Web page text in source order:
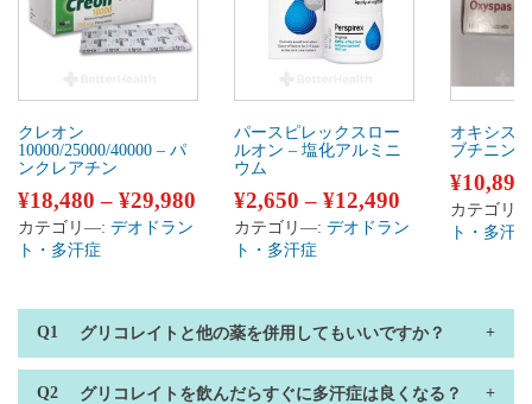
クレオン
10000/25000/40000 – パ
ンクレアチン
¥18,480 – ¥29,980
カテゴリ―: デオドラン
ト・多汗症
パースピレックスロー
ルオン – 塩化アルミニ
ウム
¥2,650 – ¥12,490
カテゴリ―: デオドラン
ト・多汗症
オキシス
ブチニン
¥10,890
カテゴリ
ト・多汗症
グリコレイトと他の薬を併用してもいいですか？
グリコレイトを飲んだらすぐに多汗症は良くなる？